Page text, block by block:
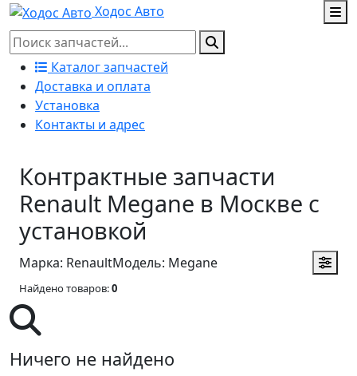
Ходос Авто
Каталог запчастей
Доставка и оплата
Установка
Контакты и адрес
Контрактные запчасти
Renault Megane в Москве с
установкой
Марка: RenaultМодель: Megane
Найдено товаров:0
Ничего не найдено